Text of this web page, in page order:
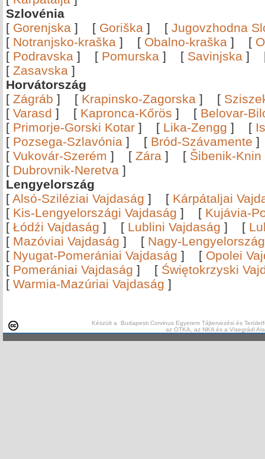
Szlovénia
[ Gorenjska ] [ Goriška ] [ Jugovzhodna
[ Notranjsko-kraška ] [ Obalno-kraška ] [
[ Podravska ] [ Pomurska ] [ Savinjska ]
[ Zasavska ]
Horvátország
[ Zágráb ] [ Krapinsko-Zagorska ] [
[ Varasd ] [ Kapronca-Kőrös ] [ Belovar-
[ Primorje-Gorski Kotar ] [ Lika-Zengg ] [
[ Pozsega-Szlavónia ] [ Bród-Szávamente
[ Vukovár-Szerém ] [ Zára ] [ Šibenik-Knin
[ Dubrovnik-Neretva ]
Lengyelország
[ Alsó-Sziléziai Vajdaság ] [ Kárpátaljai
[ Kis-Lengyelországi Vajdaság ] [ Kujávia-
[ Łódźi Vajdaság ] [ Lublini Vajdaság ] [
[ Mazóviai Vajdaság ] [ Nagy-
[ Nyugat-Pomerániai Vajdaság ] [ Opolei
[ Pomerániai Vajdaság ] [ Świętokrzyski
[ Warmia-Mazúriai Vajdaság ]
Készült a Budapesti Corvinus Egyetem Tájtervezési és
az OTKA, az NKA és a Visegrádi